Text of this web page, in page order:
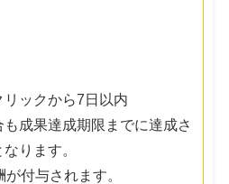
ックから7日以内
成果達成期限までに達成さ
ります。
付与されます。